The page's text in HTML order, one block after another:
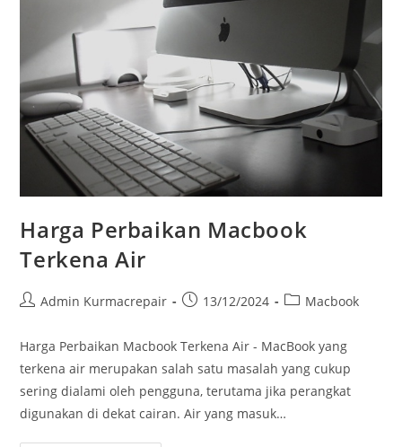
Harga Perbaikan Macbook
Terkena Air
Admin Kurmacrepair 13/12/2024 Macbook
Harga Perbaikan Macbook Terkena Air - MacBook yang
terkena air merupakan salah satu masalah yang cukup
sering dialami oleh pengguna, terutama jika perangkat
digunakan di dekat cairan. Air yang masuk…